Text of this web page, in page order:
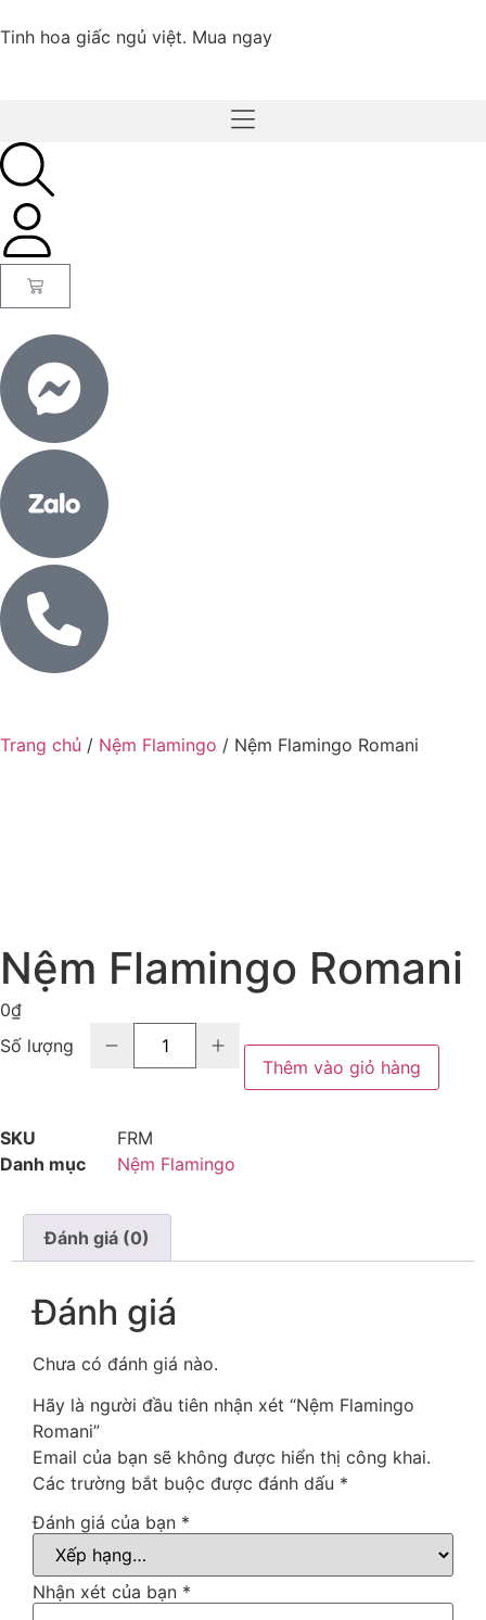
Tinh hoa giấc ngủ việt. Mua ngay
Trang chủ / Nệm Flamingo / Nệm Flamingo Romani
Nệm Flamingo Romani
0₫
Số lượng
Thêm vào giỏ hàng
SKU
FRM
Danh mục
Nệm Flamingo
Đánh giá (0)
Đánh giá
Chưa có đánh giá nào.
Hãy là người đầu tiên nhận xét “Nệm Flamingo
Romani”
Email của bạn sẽ không được hiển thị công khai.
Các trường bắt buộc được đánh dấu *
Đánh giá của bạn *
Nhận xét của bạn *